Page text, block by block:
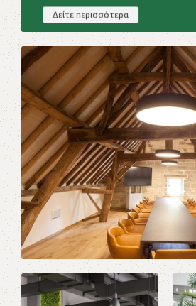
Δείτε περισσότερα